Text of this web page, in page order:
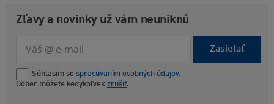
Zľavy a novinky už vám neuniknú
Zasielať
Súhlasím so spracúvaním osobných údajov.
Odber môžete kedykoľvek zrušiť.